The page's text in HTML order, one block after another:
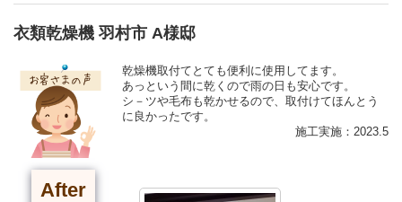
衣類乾燥機 羽村市 A様邸
乾燥機取付てとても便利に使用してます。
あっという間に乾くので雨の日も安心です。
シ－ツや毛布も乾かせるので、取付けてほんとう
に良かったです。
施工実施：2023.5
After